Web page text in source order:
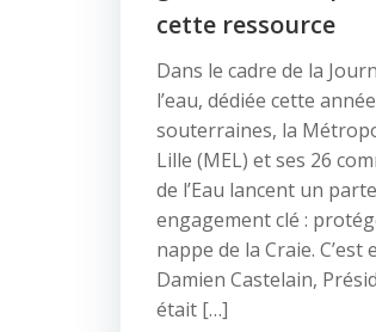
cette ressource
Dans le cadre de la
l’eau, dédiée cette
souterraines, la
Lille (MEL) et ses 26
de l’Eau lancent un
engagement clé :
nappe de la Craie. C’est
Damien Castelain,
était […]